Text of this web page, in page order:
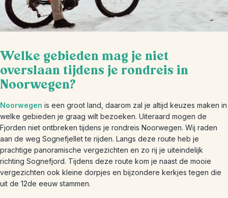
Welke gebieden mag je niet
overslaan tijdens je rondreis in
Noorwegen?
Noorwegen is een groot land, daarom zal je altijd keuzes maken in
welke gebieden je graag wilt bezoeken. Uiteraard mogen de
Fjorden niet ontbreken tijdens je rondreis Noorwegen. Wij raden
aan de weg Sognefjellet te rijden. Langs deze route heb je
prachtige panoramische vergezichten en zo rij je uiteindelijk
richting Sognefjord. Tijdens deze route kom je naast de mooie
vergezichten ook kleine dorpjes en bijzondere kerkjes tegen die
uit de 12de eeuw stammen.